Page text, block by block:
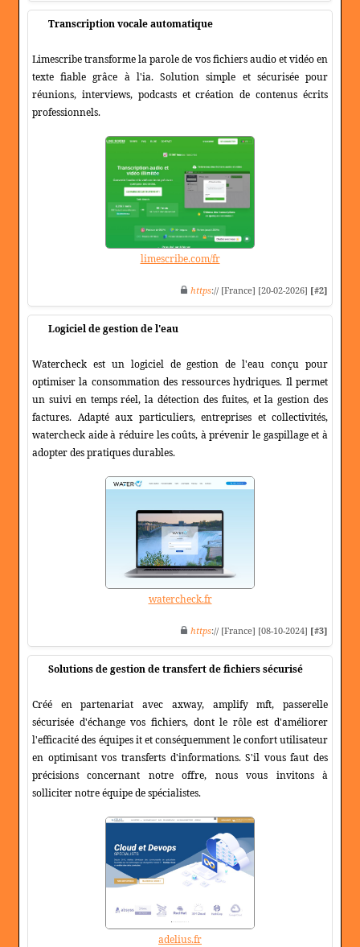
Transcription vocale automatique
Limescribe transforme la parole de vos fichiers audio et vidéo en
texte fiable grâce à l'ia. Solution simple et sécurisée pour
réunions, interviews, podcasts et création de contenus écrits
professionnels.
limescribe.com/fr
https:// [France] [20-02-2026] [#2]
Logiciel de gestion de l'eau
Watercheck est un logiciel de gestion de l'eau conçu pour
optimiser la consommation des ressources hydriques. Il permet
un suivi en temps réel, la détection des fuites, et la gestion des
factures. Adapté aux particuliers, entreprises et collectivités,
watercheck aide à réduire les coûts, à prévenir le gaspillage et à
adopter des pratiques durables.
watercheck.fr
https:// [France] [08-10-2024] [#3]
Solutions de gestion de transfert de fichiers sécurisé
Créé en partenariat avec axway, amplify mft, passerelle
sécurisée d'échange vos fichiers, dont le rôle est d'améliorer
l'efficacité des équipes it et conséquemment le confort utilisateur
en optimisant vos transferts d'informations. S'il vous faut des
précisions concernant notre offre, nous vous invitons à
solliciter notre équipe de spécialistes.
adelius.fr